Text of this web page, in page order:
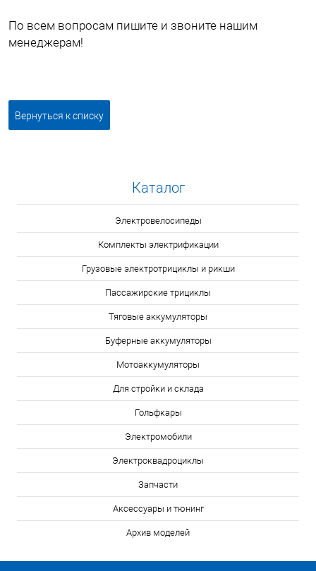
По всем вопросам пишите и звоните нашим
менеджерам!
Вернуться к списку
Каталог
Электровелосипеды
Комплекты электрификации
Грузовые электротрициклы и рикши
Пассажирские трициклы
Тяговые аккумуляторы
Буферные аккумуляторы
Мотоаккумуляторы
Для стройки и склада
Гольфкары
Электромобили
Электроквадроциклы
Запчасти
Аксессуары и тюнинг
Архив моделей